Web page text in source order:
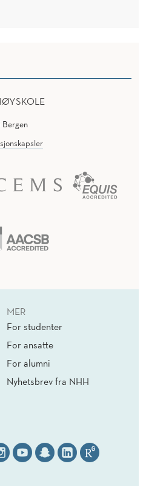
MER
For studenter
For ansatte
For alumni
Nyhetsbrev fra NHH